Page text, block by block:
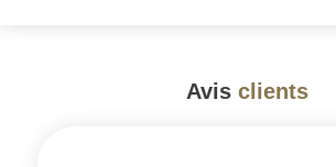
Avis clients